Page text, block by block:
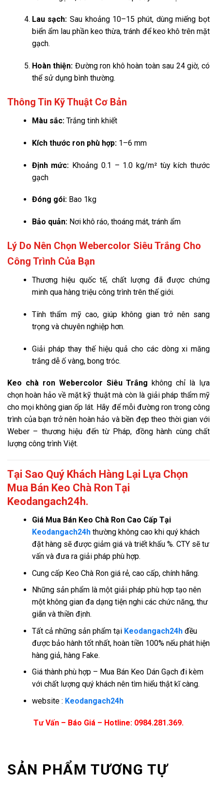
Lau sạch: Sau khoảng 10–15 phút, dùng miếng bọt
biển ẩm lau phần keo thừa, tránh để keo khô trên mặt
gạch.
Hoàn thiện: Đường ron khô hoàn toàn sau 24 giờ, có
thể sử dụng bình thường.
Thông Tin Kỹ Thuật Cơ Bản
Màu sắc:Trắng tinh khiết
Kích thước ron phù hợp:1–6 mm
Định mức: Khoảng 0.1 – 1.0 kg/m² tùy kích thước
gạch
Đóng gói:Bao 1kg
Bảo quản:Nơi khô ráo, thoáng mát, tránh ẩm
Lý Do Nên Chọn Webercolor Siêu Trắng Cho
Công Trình Của Bạn
Thương hiệu quốc tế, chất lượng đã được chứng
minh qua hàng triệu công trình trên thế giới.
Tính thẩm mỹ cao, giúp không gian trở nên sang
trọng và chuyên nghiệp hơn.
Giải pháp thay thế hiệu quả cho các dòng xi măng
trắng dễ ố vàng, bong tróc.
Keo chà ron Webercolor Siêu Trắng không chỉ là lựa
chọn hoàn hảo về mặt kỹ thuật mà còn là giải pháp thẩm mỹ
cho mọi không gian ốp lát. Hãy để mỗi đường ron trong công
trình của bạn trở nên hoàn hảo và bền đẹp theo thời gian với
Weber – thương hiệu đến từ Pháp, đồng hành cùng chất
lượng công trình Việt.
Tại Sao Quý Khách Hàng Lại Lựa Chọn
Mua Bán Keo Chà Ron Tại
Keodangach24h.
GiáMua Bán Keo Chà Ron Cao Cấp Tại
Keodangach24h thường không cao khi quý khách
đặt hàng sẽ được giảm giá và triết khấu %. CTY sẽ tư
vấn và đưa ra giải pháp phù hợp.
Cung cấp Keo Chà Ron giá rẻ, cao cấp, chính hãng.
Những sản phẩm là một giải pháp phù hợp tạo nên
một không gian đa dạng tiện nghi các chức năng, thư
giãn và thiền định.
Tất cả những sản phẩm tại Keodangach24hđều
được bảo hành tốt nhất, hoàn tiền 100% nếu phát hiện
hàng giả, hàng Fake.
Giá thành phù hợp – Mua Bán Keo Dán Gạch đi kèm
với chất lượng quý khách nên tìm hiểu thật kĩ càng.
website : Keodangach24h
Tư Vấn – Báo Giá – Hotline: 0984.281.369.
SẢN PHẨM TƯƠNG TỰ